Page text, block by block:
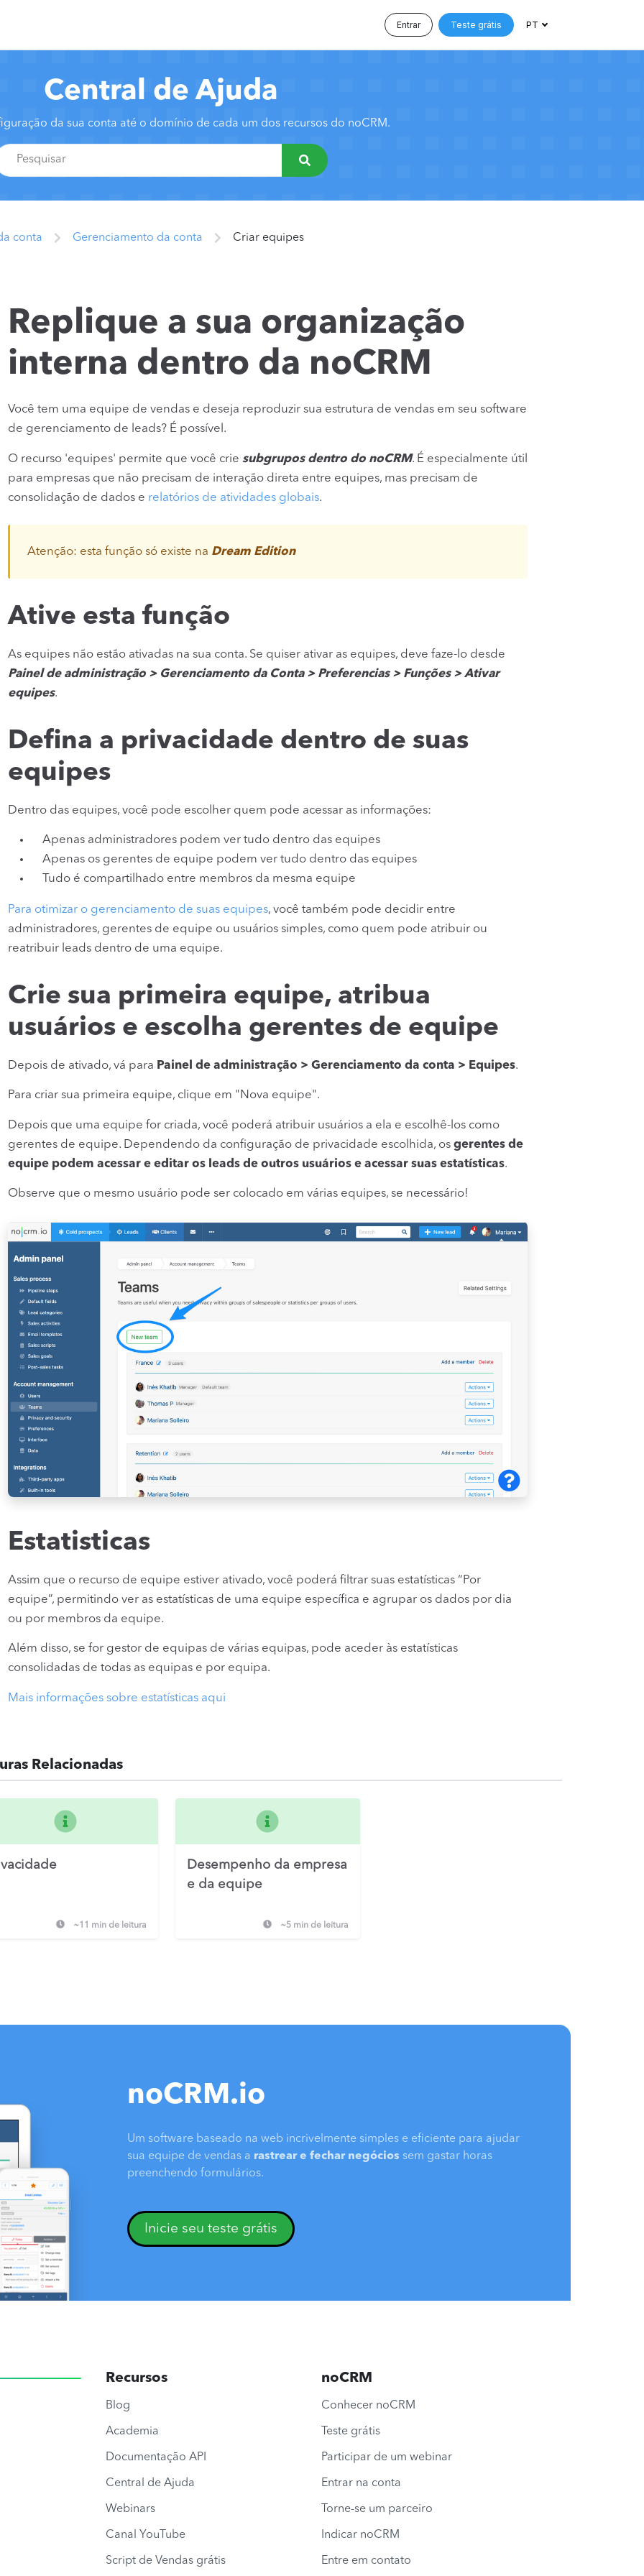
Entrar Teste grátis PT
Central de Ajuda
da sua conta até o domínio de cada um dos recursos do noCRM.
conta Gerenciamento da conta Criar equipes
Replique a sua organização
interna dentro da noCRM
Você tem uma equipe de vendas e deseja reproduzir sua estrutura de vendas em seu software
de gerenciamento de leads? É possível.
O recurso 'equipes' permite que você crie subgrupos dentro do noCRM. É especialmente útil
para empresas que não precisam de interação direta entre equipes, mas precisam de
consolidação de dados e relatórios de atividades globais.
Atenção: esta função só existe na Dream Edition
Ative esta função
As equipes não estão ativadas na sua conta. Se quiser ativar as equipes, deve faze-lo desde
Painel de administração > Gerenciamento da Conta > Preferencias > Funções > Ativar
equipes.
Defina a privacidade dentro de suas
equipes
Dentro das equipes, você pode escolher quem pode acessar as informações:
Apenas administradores podem ver tudo dentro das equipes
Apenas os gerentes de equipe podem ver tudo dentro das equipes
Tudo é compartilhado entre membros da mesma equipe
Para otimizar o gerenciamento de suas equipes, você também pode decidir entre
administradores, gerentes de equipe ou usuários simples, como quem pode atribuir ou
reatribuir leads dentro de uma equipe.
Crie sua primeira equipe, atribua
usuários e escolha gerentes de equipe
Depois de ativado, vá para Painel de administração > Gerenciamento da conta > Equipes.
Para criar sua primeira equipe, clique em "Nova equipe".
Depois que uma equipe for criada, você poderá atribuir usuários a ela e escolhê-los como
gerentes de equipe. Dependendo da configuração de privacidade escolhida, os gerentes de
equipe podem acessar e editar os leads de outros usuários e acessar suas estatísticas.
Observe que o mesmo usuário pode ser colocado em várias equipes, se necessário!
Estatisticas
Assim que o recurso de equipe estiver ativado, você poderá filtrar suas estatísticas “Por
equipe”, permitindo ver as estatísticas de uma equipe específica e agrupar os dados por dia
ou por membros da equipe.
Além disso, se for gestor de equipas de várias equipas, pode aceder às estatísticas
consolidadas de todas as equipas e por equipa.
Mais informações sobre estatísticas aqui
Relacionadas
~11 min de leitura
Desempenho da empresa
e da equipe
~5 min de leitura
noCRM.io
Um software baseado na web incrivelmente simples e eficiente para ajudar
sua equipe de vendas a rastrear e fechar negócios sem gastar horas
preenchendo formulários.
Inicie seu teste grátis
Recursos
Blog
Academia
Documentação API
Central de Ajuda
Webinars
Canal YouTube
Script de Vendas grátis
noCRM
Conhecer noCRM
Teste grátis
Participar de um webinar
Entrar na conta
Torne-se um parceiro
Indicar noCRM
Entre em contato